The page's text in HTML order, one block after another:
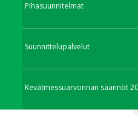
Pihasuunnitelmat
Suunnittelupalvelut
Kevätmessuarvonnan säännöt